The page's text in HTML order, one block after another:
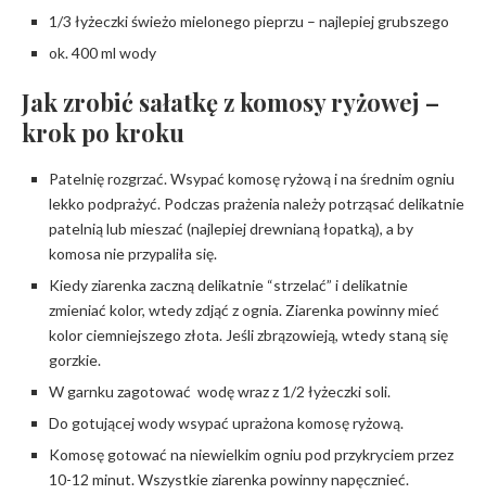
1/3 łyżeczki świeżo mielonego pieprzu – najlepiej grubszego
ok. 400 ml wody
Jak zrobić sałatkę z komosy ryżowej –
krok po kroku
Patelnię rozgrzać. Wsypać komosę ryżową i na średnim ogniu
lekko podprażyć. Podczas prażenia należy potrząsać delikatnie
patelnią lub mieszać (najlepiej drewnianą łopatką), a by
komosa nie przypaliła się.
Kiedy ziarenka zaczną delikatnie “strzelać” i delikatnie
zmieniać kolor, wtedy zdjąć z ognia. Ziarenka powinny mieć
kolor ciemniejszego złota. Jeśli zbrązowieją, wtedy staną się
gorzkie.
W garnku zagotować wodę wraz z 1/2 łyżeczki soli.
Do gotującej wody wsypać uprażona komosę ryżową.
Komosę gotować na niewielkim ogniu pod przykryciem przez
10-12 minut. Wszystkie ziarenka powinny napęcznieć.